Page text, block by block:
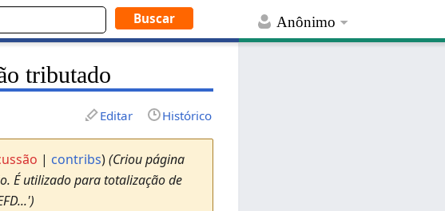
Anônimo
tributado
Editar Histórico
| contribs)(Criou página
É utilizado para totalização de